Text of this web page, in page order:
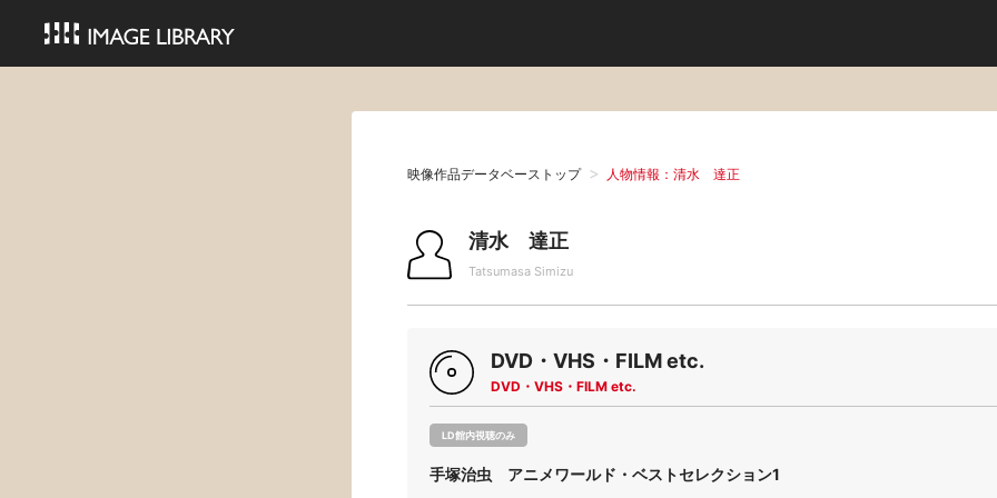
映像作品データベーストップ 人物情報：清水 達正
清水 達正
Tatsumasa Simizu
DVD・VHS・FILM etc.
DVD・VHS・FILM etc.
LD館内視聴のみ
手塚治虫 アニメワールド・ベストセレクション1